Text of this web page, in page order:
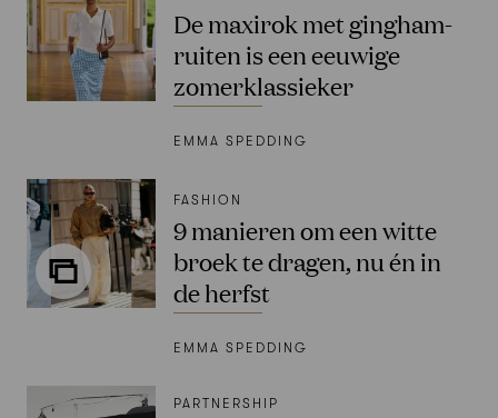
De maxirok met gingham-
ruiten is een eeuwige
zomerklassieker
EMMA SPEDDING
FASHION
9 manieren om een witte
broek te dragen, nu én in
de herfst
EMMA SPEDDING
PARTNERSHIP